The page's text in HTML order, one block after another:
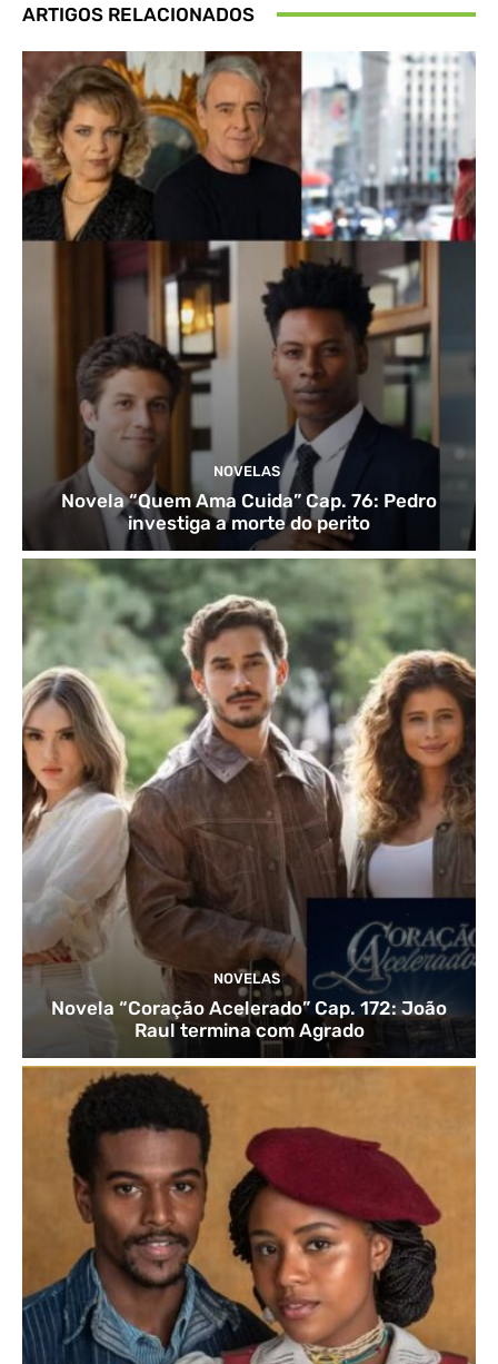
ARTIGOS RELACIONADOS
NOVELAS
Novela “Quem Ama Cuida” Cap. 76: Pedro
investiga a morte do perito
NOVELAS
Novela “Coração Acelerado” Cap. 172: João
Raul termina com Agrado